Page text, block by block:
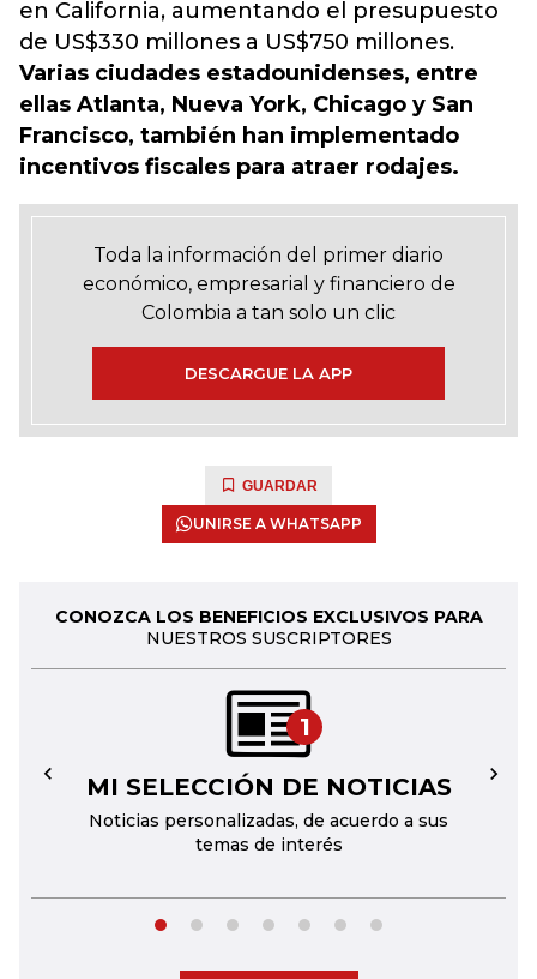
en California, aumentando el presupuesto
de US$330 millones a US$750 millones.
Varias ciudades estadounidenses, entre
ellas Atlanta, Nueva York, Chicago y San
Francisco, también han implementado
incentivos fiscales para atraer rodajes.
Toda la información del primer diario
económico, empresarial y financiero de
Colombia a tan solo un clic
DESCARGUE LA APP
GUARDAR
UNIRSE A WHATSAPP
CONOZCA LOS BENEFICIOS EXCLUSIVOS PARA
NUESTROS SUSCRIPTORES
1
MI SELECCIÓN DE NOTICIAS
Noticias personalizadas, de acuerdo a sus
temas de interés
← →